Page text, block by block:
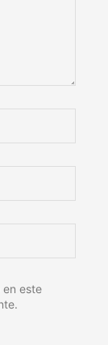
en este